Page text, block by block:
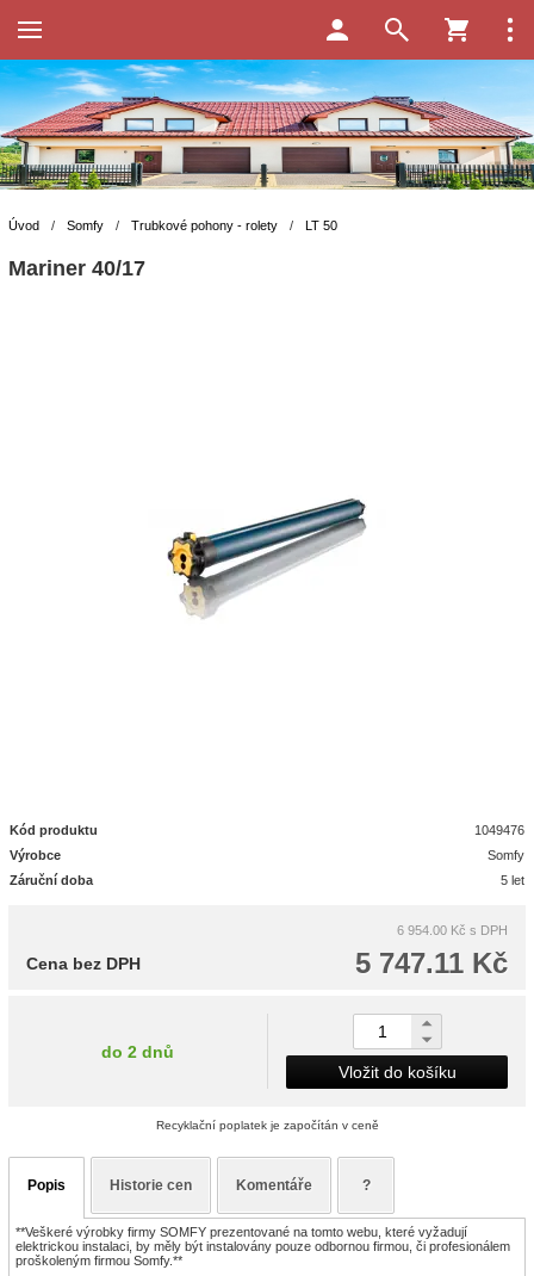
Úvod / Somfy / Trubkové pohony - rolety / LT 50
Mariner 40/17
Kód produktu
1049476
Výrobce
Somfy
Záruční doba
5 let
6 954.00 Kč s DPH
5 747.11 Kč
Cena bez DPH
do 2 dnů
Vložit do košíku
Recyklační poplatek je započítán v ceně
Popis Historie cen Komentáře ?
**Veškeré výrobky firmy SOMFY prezentované na tomto webu, které vyžadují
elektrickou instalaci, by měly být instalovány pouze odbornou firmou, či profesionálem
proškoleným firmou Somfy.**